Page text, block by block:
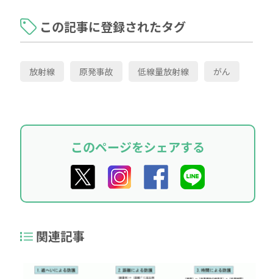
この記事に登録されたタグ
放射線 原発事故 低線量放射線 がん
このページをシェアする
関連記事